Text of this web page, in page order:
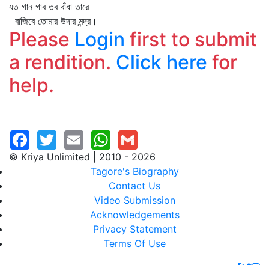
যত গান গাব তব বাঁধা তারে
বাজিবে তোমার উদার মন্দ্র।
Please Login first to submit
a rendition. Click here for
help.
© Kriya Unlimited | 2010 - 2026
Tagore's Biography
Contact Us
Video Submission
Acknowledgements
Privacy Statement
Terms Of Use